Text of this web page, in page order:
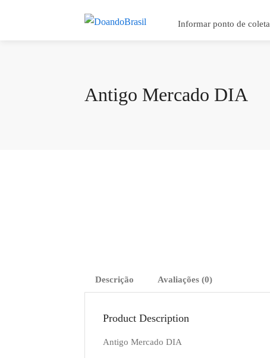
Informar ponto de coleta
Antigo Mercado DIA
Descrição Avaliações (0)
Product Description
Antigo Mercado DIA